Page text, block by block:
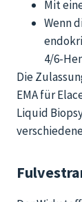
Mit
Wenn
4/6-
Die
EMA für
Liquid